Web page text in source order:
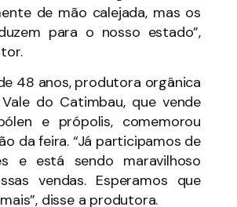
de mão calejada, mas os
para o nosso estado”,
48 anos, produtora orgânica
do Catimbau, que vende
e própolis, comemorou
da feira. “Já participamos de
e está sendo maravilhoso
vendas. Esperamos que
disse a produtora.